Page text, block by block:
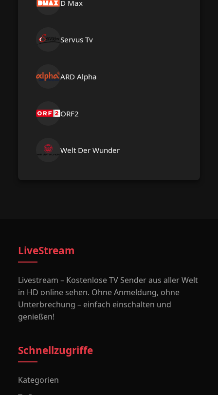
D Max
Servus Tv
ARD Alpha
ORF2
Welt Der Wunder
LiveStream
Livestream – Kostenlose TV Sender aus aller Welt
in HD online sehen. Ohne Anmeldung, ohne
Unterbrechung – einfach einschalten und
genießen!
Schnellzugriffe
Kategorien